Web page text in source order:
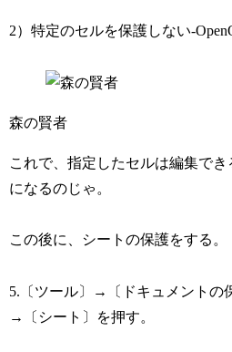
2）特定のセルを保護しない-
森の賢者
これで、指定したセルは編集でき
になるのじゃ。
この後に、シートの保護をする。
5.〔ツール〕→〔ドキュメントの
→〔シート〕を押す。